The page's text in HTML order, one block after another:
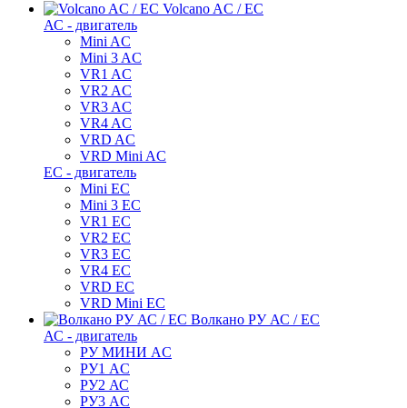
Volcano AC / EC
АС - двигатель
Mini AC
Mini 3 AC
VR1 AC
VR2 AC
VR3 AC
VR4 AC
VRD AC
VRD Mini AC
ЕС - двигатель
Mini EC
Mini 3 EC
VR1 EC
VR2 EC
VR3 EC
VR4 EC
VRD EC
VRD Mini EC
Волкано РУ АС / ЕС
АС - двигатель
РУ МИНИ AC
РУ1 AC
РУ2 АС
РУ3 AC